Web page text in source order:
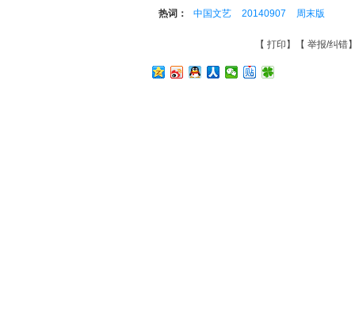
热词： 中国文艺 20140907 周末版
【 打印 】【 举报/纠错